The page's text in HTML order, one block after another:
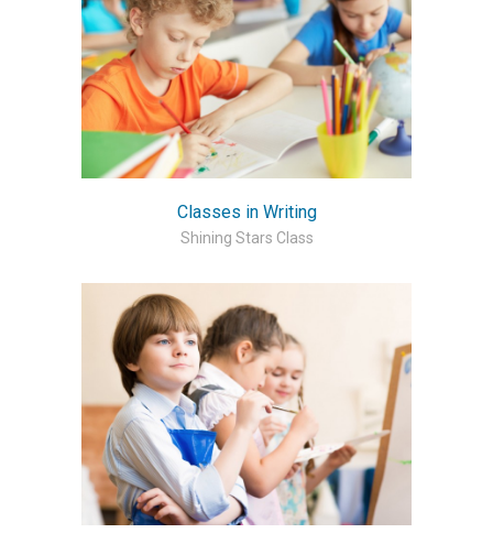
Classes in Writing
Shining Stars Class